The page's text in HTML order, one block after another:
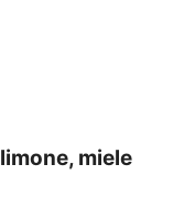
miele